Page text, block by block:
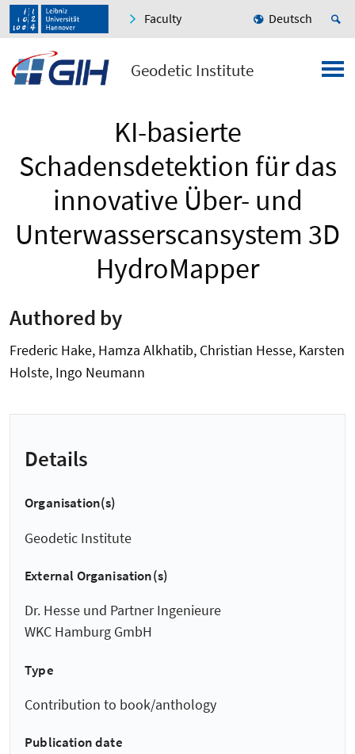
Faculty Deutsch
Geodetic Institute
KI-basierte
Schadensdetektion für das
innovative Über- und
Unterwasserscansystem 3D
HydroMapper
Authored by
Frederic Hake, Hamza Alkhatib, Christian Hesse, Karsten
Holste, Ingo Neumann
Details
Organisation(s)
Geodetic Institute
External Organisation(s)
Dr. Hesse und Partner Ingenieure
WKC Hamburg GmbH
Type
Contribution to book/anthology
Publication date